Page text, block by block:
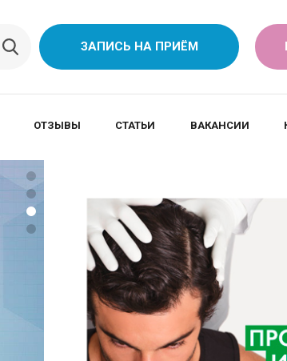
ЗАПИСЬ НА ПРИЁМ
ОТЗЫВЫ СТАТЬИ ВАКАНСИИ
ПЕРВОГО
ASTRAIА
Выявления таких
• задержка роста